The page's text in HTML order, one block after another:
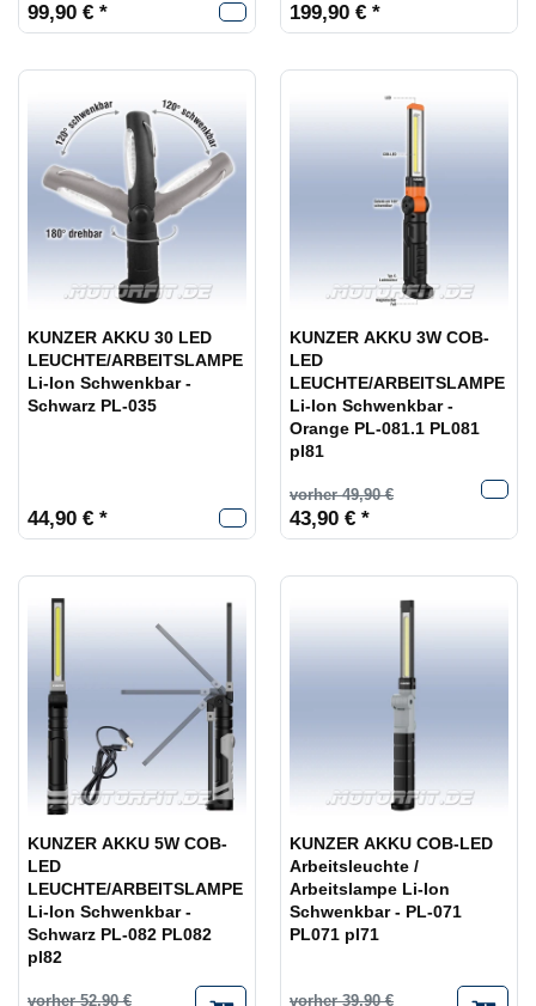
99,90 € * 199,90 € *
KUNZER AKKU 30 LED
LEUCHTE/ARBEITSLAMPE
Li-Ion Schwenkbar -
Schwarz PL-035
44,90 € *
KUNZER AKKU 3W COB-
LED
LEUCHTE/ARBEITSLAMPE
Li-Ion Schwenkbar -
Orange PL-081.1 PL081
pl81
vorher 49,90 €
43,90 € *
KUNZER AKKU 5W COB-
LED
LEUCHTE/ARBEITSLAMPE
Li-Ion Schwenkbar -
Schwarz PL-082 PL082
pl82
vorher 52,90 €
KUNZER AKKU COB-LED
Arbeitsleuchte /
Arbeitslampe Li-Ion
Schwenkbar - PL-071
PL071 pl71
vorher 39,90 €